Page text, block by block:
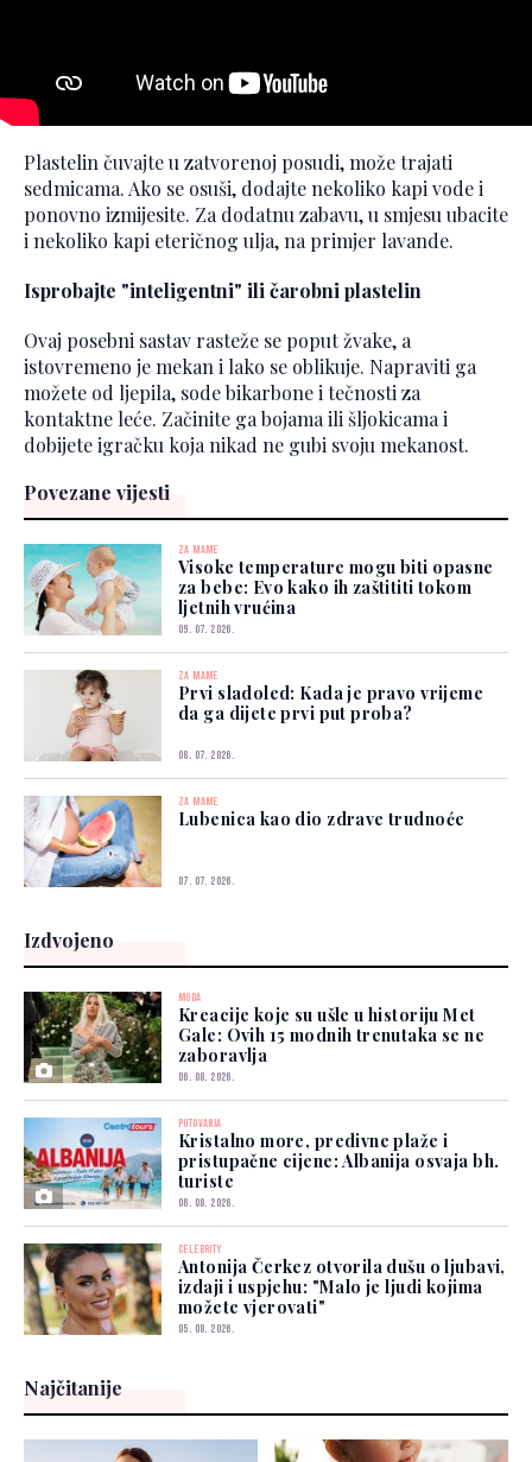
Plastelin čuvajte u zatvorenoj posudi, može trajati
sedmicama. Ako se osuši, dodajte nekoliko kapi vode i
ponovno izmijesite. Za dodatnu zabavu, u smjesu ubacite
i nekoliko kapi eteričnog ulja, na primjer lavande.
Isprobajte "inteligentni" ili čarobni plastelin
Ovaj posebni sastav rasteže se poput žvake, a
istovremeno je mekan i lako se oblikuje. Napraviti ga
možete od ljepila, sode bikarbone i tečnosti za
kontaktne leće. Začinite ga bojama ili šljokicama i
dobijete igračku koja nikad ne gubi svoju mekanost.
Povezane vijesti
ZA MAME
Visoke temperature mogu biti opasne
za bebe: Evo kako ih zaštititi tokom
ljetnih vrućina
09. 07. 2026.
ZA MAME
Prvi sladoled: Kada je pravo vrijeme
da ga dijete prvi put proba?
08. 07. 2026.
ZA MAME
Lubenica kao dio zdrave trudnoće
07. 07. 2026.
Izdvojeno
MODA
Kreacije koje su ušle u historiju Met
Gale: Ovih 15 modnih trenutaka se ne
zaboravlja
06. 08. 2026.
PUTOVANJA
Kristalno more, predivne plaže i
pristupačne cijene: Albanija osvaja bh.
turiste
06. 08. 2026.
CELEBRITY
Antonija Čerkez otvorila dušu o ljubavi,
izdaji i uspjehu: "Malo je ljudi kojima
možete vjerovati"
05. 08. 2026.
Najčitanije